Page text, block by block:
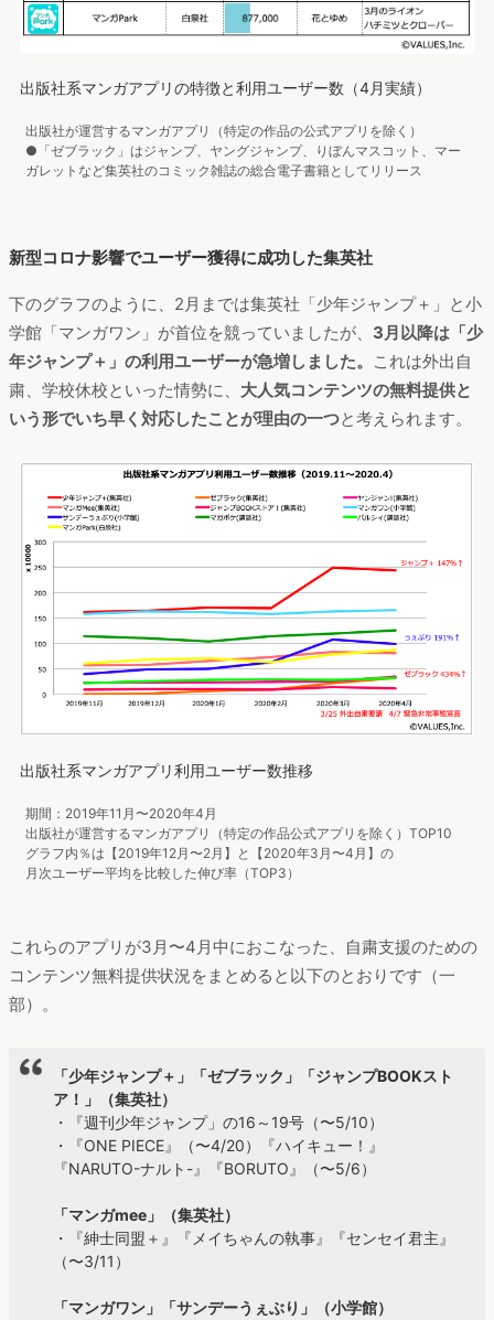
出版社系マンガアプリの特徴と利用ユーザー数（4月実績）
出版社が運営するマンガアプリ（特定の作品の公式アプリを除く）
●「ゼブラック」はジャンプ、ヤングジャンプ、りぼんマスコット、マー
ガレットなど集英社のコミック雑誌の総合電子書籍としてリリース
新型コロナ影響でユーザー獲得に成功した集英社
下のグラフのように、2月までは集英社「少年ジャンプ＋」と小
学館「マンガワン」が首位を競っていましたが、 3月以降は「少
年ジャンプ＋」の利用ユーザーが急増しました。 これは外出自
粛、学校休校といった情勢に、 大人気コンテンツの無料提供と
いう形でいち早く対応したことが理由の一つと考えられます。
出版社系マンガアプリ利用ユーザー数推移
期間：2019年11月〜2020年4月
出版社が運営するマンガアプリ（特定の作品公式アプリを除く）TOP10
グラフ内％は【2019年12月〜2月】と【2020年3月〜4月】の
月次ユーザー平均を比較した伸び率（TOP3）
これらのアプリが3月〜4月中におこなった、自粛支援のための
コンテンツ無料提供状況をまとめると以下のとおりです（一
部）。
「少年ジャンプ＋」「ゼブラック」「ジャンプBOOKスト
ア！」（集英社）
・『週刊少年ジャンプ」の16～19号（〜5/10）
・『ONE PIECE』（〜4/20）『ハイキュー！』
『NARUTO-ナルト-』『BORUTO』（〜5/6）
「マンガmee」（集英社）
・『紳士同盟＋』『メイちゃんの執事』『センセイ君主』
（〜3/11）
「マンガワン」「サンデーうぇぶり」（小学館）